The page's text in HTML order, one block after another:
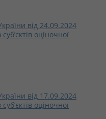
від 24.09.2024
оціночної
від 17.09.2024
оціночної